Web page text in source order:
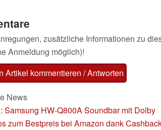
zusätzliche Informationen zu
Anmeldung möglich)!
Artikel kommentieren / Antworten
News
Samsung HW-Q800A Soundbar mit Dolby
zum Bestpreis bei Amazon dank